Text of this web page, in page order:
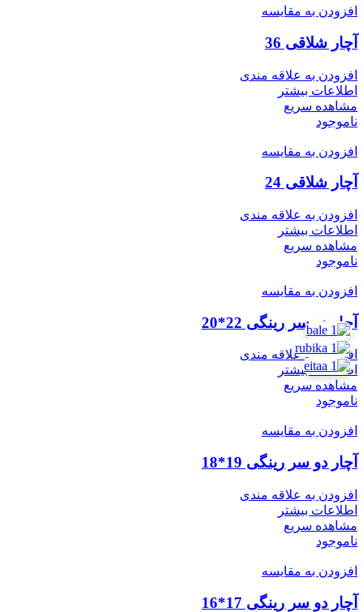
افزودن به مقایسه
آچار شلاقی 36
افزودن به علاقه مندی
اطلاعات بیشتر
مشاهده سریع
ناموجود
افزودن به مقایسه
آچار شلاقی 24
افزودن به علاقه مندی
اطلاعات بیشتر
مشاهده سریع
ناموجود
افزودن به مقایسه
آچار دو سر رینگی 22*20
افزودن به علاقه مندی
اطلاعات بیشتر
مشاهده سریع
ناموجود
افزودن به مقایسه
آچار دو سر رینگی 19*18
افزودن به علاقه مندی
اطلاعات بیشتر
مشاهده سریع
ناموجود
افزودن به مقایسه
آچار دو سر رینگی 17*16